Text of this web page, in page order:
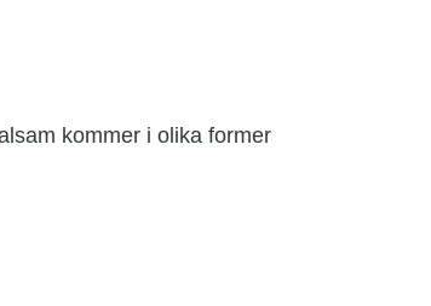
kommer i olika former